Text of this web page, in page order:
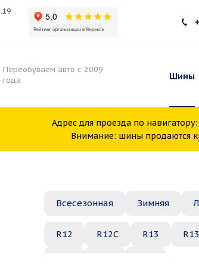
Переобуваем авто с 2009
года
Шины
Адрес для проезда по навигатору:
Внимание: шины продаются
Всесезонная Зимняя
R12 R12C R13